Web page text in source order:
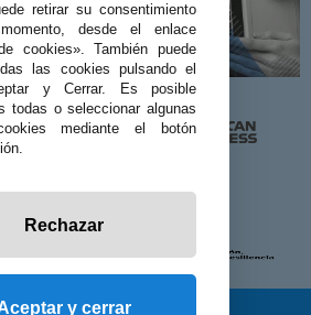
retirar su consentimiento
desde el enlace
cookies». También puede
las cookies pulsando el
y Cerrar. Es posible
todas o seleccionar algunas
mediante el botón
Rechazar
y cerrar